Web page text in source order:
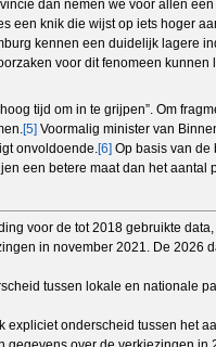
dan nemen we voor allen
een knik die wijst op iets hoger
kennen een duidelijk lagere
voor dit fenomeen
tijd om in te grijpen”. Om
[5] Voormalig minister van
onvoldoende.[6] Op basis van de
een betere maat dan het
voor de tot 2018 gebruikte
in november 2021. De 2026
tussen lokale en nationale
expliciet onderscheid tussen het